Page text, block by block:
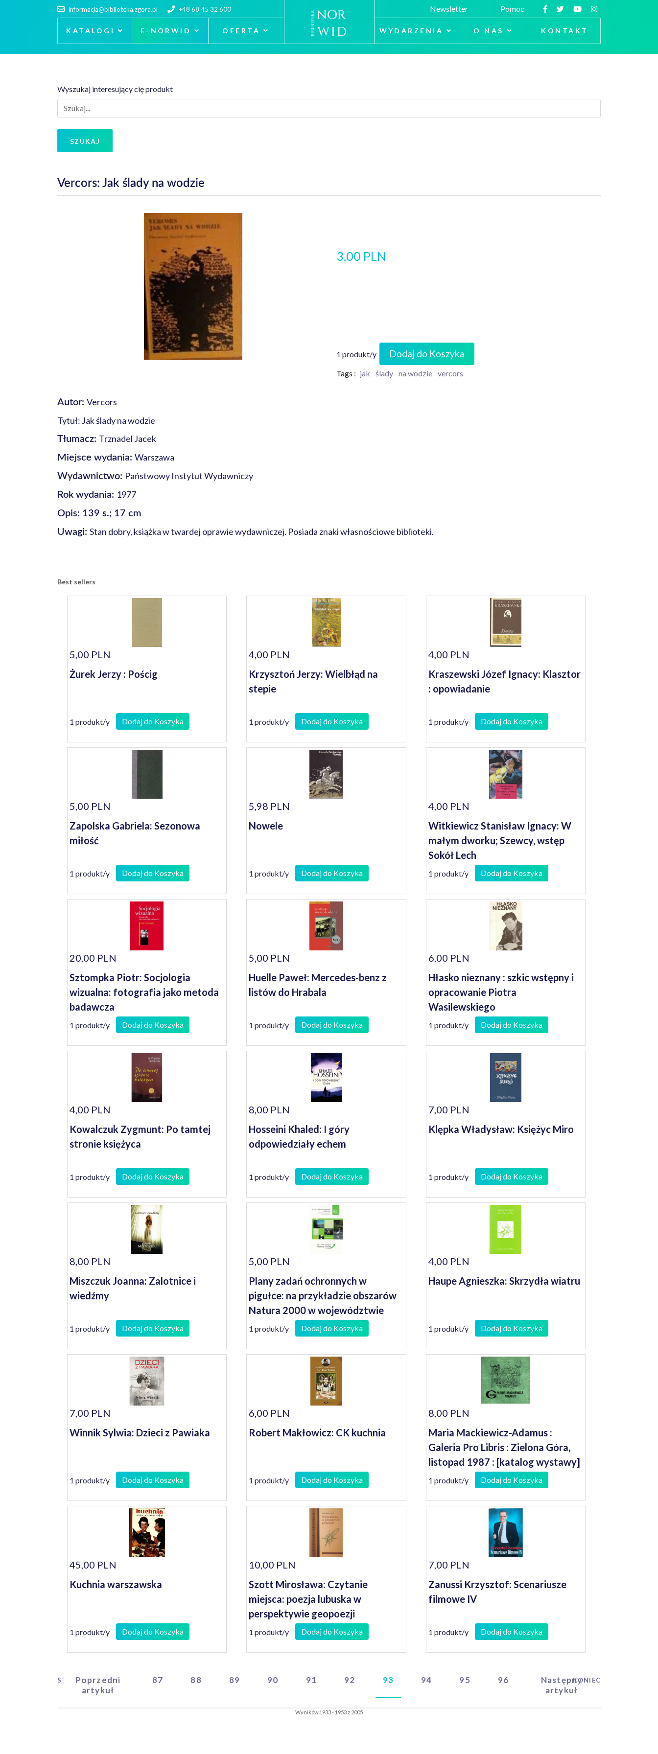
informacja@biblioteka.zgora.pl +48 68 45 32 600
KATALOGI E-NORWID OFERTA
Newsletter Pomoc
WYDARZENIA O NAS KONTAKT
Wyszukaj interesujący cię produkt
SZUKAJ
Vercors: Jak ślady na wodzie
3,00 PLN
1 produkt/y Dodaj do Koszyka
Tags : jak ślady na wodzie vercors
Autor: Vercors
Tytuł: Jak ślady na wodzie
Tłumacz: Trznadel Jacek
Miejsce wydania: Warszawa
Wydawnictwo: Państwowy Instytut Wydawniczy
Rok wydania: 1977
Opis: 139 s.; 17 cm
Uwagi: Stan dobry, książka w twardej oprawie wydawniczej. Posiada znaki własnościowe biblioteki.
Best sellers
5,00 PLN
Żurek Jerzy : Pościg
1 produkt/y Dodaj do Koszyka
4,00 PLN
Krzysztoń Jerzy: Wielbłąd na
stepie
1 produkt/y Dodaj do Koszyka
4,00 PLN
Kraszewski Józef Ignacy: Klasztor
: opowiadanie
1 produkt/y Dodaj do Koszyka
5,00 PLN
Zapolska Gabriela: Sezonowa
miłość
1 produkt/y Dodaj do Koszyka
5,98 PLN
Nowele
1 produkt/y Dodaj do Koszyka
4,00 PLN
Witkiewicz Stanisław Ignacy: W
małym dworku; Szewcy, wstęp
Sokół Lech
1 produkt/y Dodaj do Koszyka
20,00 PLN
Sztompka Piotr: Socjologia
wizualna: fotografia jako metoda
badawcza
1 produkt/y Dodaj do Koszyka
5,00 PLN
Huelle Paweł: Mercedes-benz z
listów do Hrabala
1 produkt/y Dodaj do Koszyka
6,00 PLN
Hłasko nieznany : szkic wstępny i
opracowanie Piotra
Wasilewskiego
1 produkt/y Dodaj do Koszyka
4,00 PLN
Kowalczuk Zygmunt: Po tamtej
stronie księżyca
1 produkt/y Dodaj do Koszyka
8,00 PLN
Hosseini Khaled: I góry
odpowiedziały echem
1 produkt/y Dodaj do Koszyka
7,00 PLN
Klępka Władysław: Księżyc Miro
1 produkt/y Dodaj do Koszyka
8,00 PLN
Miszczuk Joanna: Zalotnice i
wiedźmy
1 produkt/y Dodaj do Koszyka
5,00 PLN
Plany zadań ochronnych w
pigułce: na przykładzie obszarów
Natura 2000 w województwie
lubuskim
1 produkt/y Dodaj do Koszyka
4,00 PLN
Haupe Agnieszka: Skrzydła wiatru
1 produkt/y Dodaj do Koszyka
7,00 PLN
Winnik Sylwia: Dzieci z Pawiaka
1 produkt/y Dodaj do Koszyka
6,00 PLN
Robert Makłowicz: CK kuchnia
1 produkt/y Dodaj do Koszyka
8,00 PLN
Maria Mackiewicz-Adamus :
Galeria Pro Libris : Zielona Góra,
listopad 1987 : [katalog wystawy]
1 produkt/y Dodaj do Koszyka
45,00 PLN
Kuchnia warszawska
1 produkt/y Dodaj do Koszyka
10,00 PLN
Szott Mirosława: Czytanie
miejsca: poezja lubuska w
perspektywie geopoezji
1 produkt/y Dodaj do Koszyka
7,00 PLN
Zanussi Krzysztof: Scenariusze
filmowe IV
1 produkt/y Dodaj do Koszyka
STARTPoprzedni
artykuł
87 88 89 90 91 92 93 94 95 96
Następny
artykuł
KONIEC
Wyników 1933 - 1953 z 2005